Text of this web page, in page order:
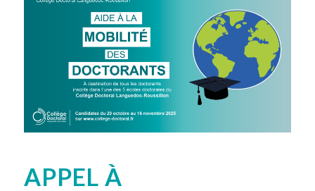
APPEL À